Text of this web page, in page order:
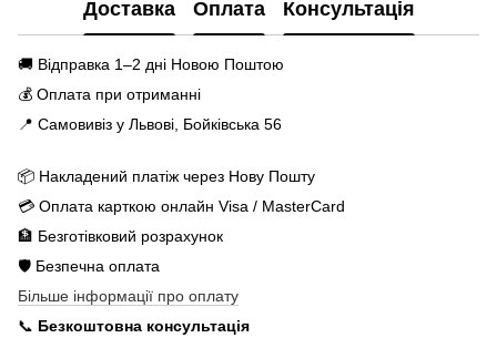
Доставка Оплата Консультація
🚚 Відправка 1–2 дні Новою Поштою
💰 Оплата при отриманні
📍 Самовивіз у Львові, Бойківська 56
📦 Накладений платіж через Нову Пошту
💳 Оплата карткою онлайн Visa / MasterCard
🏦 Безготівковий розрахунок
🛡️ Безпечна оплата
Більше інформації про оплату
📞 Безкоштовна консультація